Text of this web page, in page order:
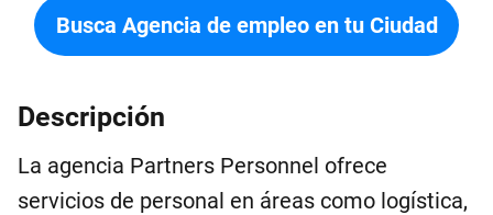
Busca Agencia de empleo en tu Ciudad
Descripción
La agencia Partners Personnel ofrece
servicios de personal en áreas como logística,